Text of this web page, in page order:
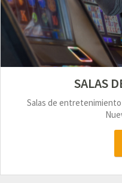
SALAS
Salas de